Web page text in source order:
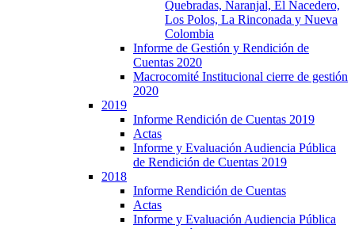
Quebradas, Naranjal, El Nacedero,
Los Polos, La Rinconada y Nueva
Colombia
Informe de Gestión y Rendición de
Cuentas 2020
Macrocomité Institucional cierre de gestión
2020
2019
Informe Rendición de Cuentas 2019
Actas
Informe y Evaluación Audiencia Pública
de Rendición de Cuentas 2019
2018
Informe Rendición de Cuentas
Actas
Informe y Evaluación Audiencia Pública